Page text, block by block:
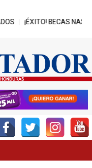
¡ÉXITO! BECAS NASSER-